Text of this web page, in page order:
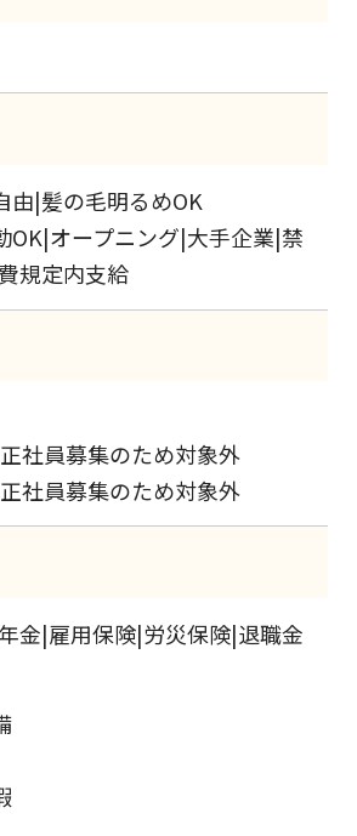
由|髪の毛明るめOK
OK|オープニング|大手企業|禁
規定内支給
社員募集のため対象外
社員募集のため対象外
金|雇用保険|労災保険|退職金